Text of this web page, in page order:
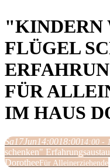
"KINDERN
FLÜGEL
FÜR
IM HAUS
Sa17Jun14:0018:0014:00 -
schenken"
Dorothee Für Alleinerziehende